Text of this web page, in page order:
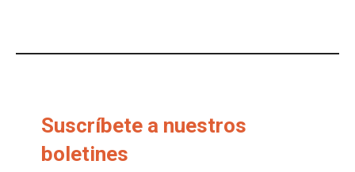
Suscríbete a nuestros
boletines